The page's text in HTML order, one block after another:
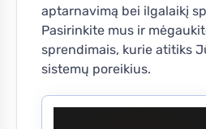
aptarnavimą bei ilgalaikį
Pasirinkite mus ir
sprendimais, kurie atitiks
sistemų poreikius.